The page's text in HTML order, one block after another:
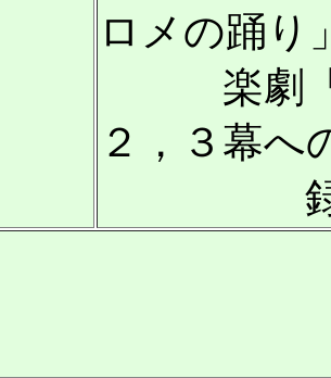
ロメの踊り
楽劇「
２，３幕へ
録音